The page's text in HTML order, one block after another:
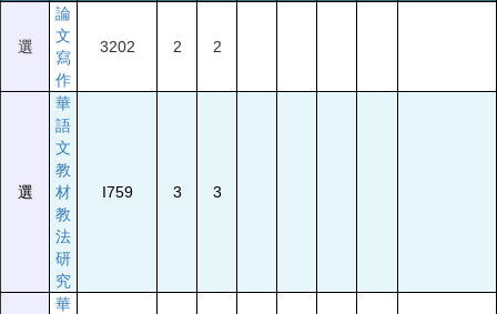
選
論
文
寫
作
3202 2 2
選
華
語
文
教
材
教
法
研
究
I759 3 3
華